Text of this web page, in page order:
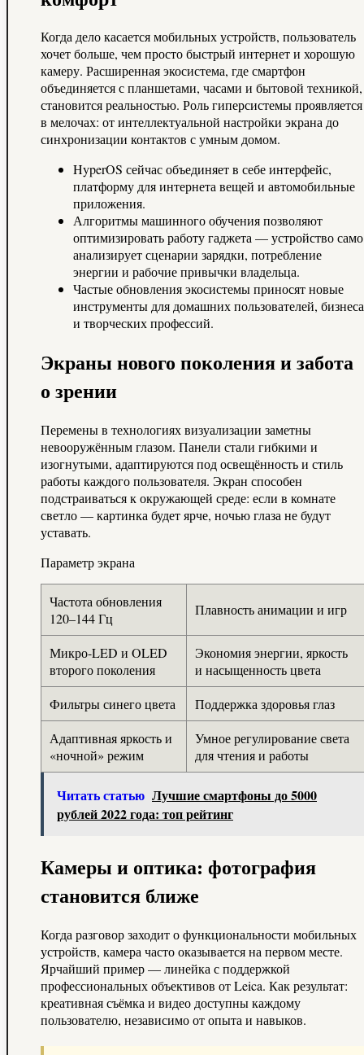
Когда дело касается мобильных устройств, пользователь
хочет больше, чем просто быстрый интернет и хорошую
камеру. Расширенная экосистема, где смартфон
объединяется с планшетами, часами и бытовой техникой,
становится реальностью. Роль гиперсистемы проявляется
в мелочах: от интеллектуальной настройки экрана до
синхронизации контактов с умным домом.
HyperOS сейчас объединяет в себе интерфейс,
платформу для интернета вещей и автомобильные
приложения.
Алгоритмы машинного обучения позволяют
оптимизировать работу гаджета — устройство само
анализирует сценарии зарядки, потребление
энергии и рабочие привычки владельца.
Частые обновления экосистемы приносят новые
инструменты для домашних пользователей, бизнеса
и творческих профессий.
Экраны нового поколения и забота
о зрении
Перемены в технологиях визуализации заметны
невооружённым глазом. Панели стали гибкими и
изогнутыми, адаптируются под освещённость и стиль
работы каждого пользователя. Экран способен
подстраиваться к окружающей среде: если в комнате
светло — картинка будет ярче, ночью глаза не будут
уставать.
Параметр экрана
Частота обновления
120–144 Гц
Плавность анимации и игр
Микро-LED и OLED
второго поколения
Экономия энергии, яркость
и насыщенность цвета
Фильтры синего цвета
Поддержка здоровья глаз
Адаптивная яркость и
«ночной» режим
Умное регулирование света
для чтения и работы
Читать статью Лучшие смартфоны до 5000
рублей 2022 года: топ рейтинг
Камеры и оптика: фотография
становится ближе
Когда разговор заходит о функциональности мобильных
устройств, камера часто оказывается на первом месте.
Ярчайший пример — линейка с поддержкой
профессиональных объективов от Leica. Как результат:
креативная съёмка и видео доступны каждому
пользователю, независимо от опыта и навыков.